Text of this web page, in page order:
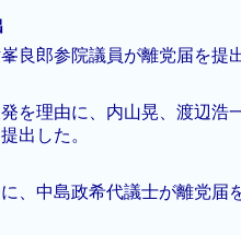
良郎参院議員が離党届を提
を理由に、内山晃、渡辺浩
出した。
、中島政希代議士が離党届